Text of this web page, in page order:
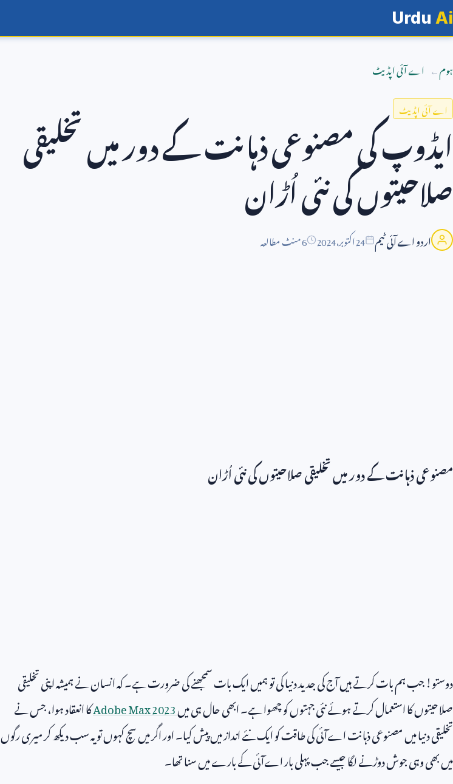
Urdu Ai
ہوم اے آئی اپڈیٹ
اے آئی اپڈیٹ
ایڈوپ کی مصنوعی ذہانت کے دور میں تخلیقی
صلاحیتوں کی نئی اُڑان
اردو اے آئی ٹیم 24اکتوبر،2024 6 منٹ مطالعہ
مصنوعی ذہانت کے دور میں تخلیقی صلاحیتوں کی نئی اُڑان
دوستو! جب ہم بات کرتے ہیں آج کی جدید دنیا کی تو ہمیں ایک بات سمجھنے کی ضرورت ہے۔ کہ انسان نے ہمیشہ اپنی تخلیقی
صلاحیتوں کا استعمال کرتے ہوئے نئی جہتوں کو چھوا ہے۔ ابھی حال ہی میںAdobe Max 2023کا انعقاد ہوا، جس نے
تخلیقی دنیا میں مصنوعی ذہانت اےآئی کی طاقت کو ایک نئے انداز میں پیش کیا۔ اور اگر میں سچ کہوں تو یہ سب دیکھ کر میری رگوں
میں بھی وہی جوش دوڑنے لگا جیسے جب پہلی بار اےآئی کے بارے میں سنا تھا۔